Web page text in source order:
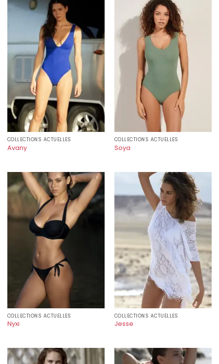
COLLECTIONS ACTUELLES
Avany
COLLECTIONS ACTUELLES
Soya
COLLECTIONS ACTUELLES
Nyxi
COLLECTIONS ACTUELLES
Jesse